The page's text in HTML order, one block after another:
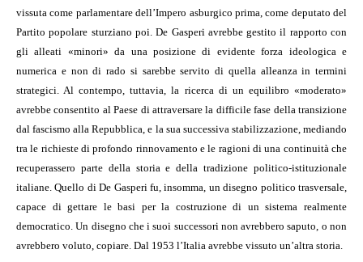
vissuta come parlamentare dell’Impero asburgico prima, come deputato del
Partito popolare sturziano poi. De Gasperi avrebbe gestito il rapporto con
gli alleati «minori» da una posizione di evidente forza ideologica e
numerica e non di rado si sarebbe servito di quella alleanza in termini
strategici. Al contempo, tuttavia, la ricerca di un equilibro «moderato»
avrebbe consentito al Paese di attraversare la difficile fase della transizione
dal fascismo alla Repubblica, e la sua successiva stabilizzazione, mediando
tra le richieste di profondo rinnovamento e le ragioni di una continuità che
recuperassero parte della storia e della tradizione politico-istituzionale
italiane. Quello di De Gasperi fu, insomma, un disegno politico trasversale,
capace di gettare le basi per la costruzione di un sistema realmente
democratico. Un disegno che i suoi successori non avrebbero saputo, o non
avrebbero voluto, copiare. Dal 1953 l’Italia avrebbe vissuto un’altra storia.